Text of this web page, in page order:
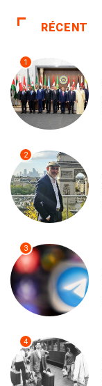
RÉCENT
1
2
3
4